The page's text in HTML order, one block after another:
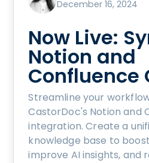
December 16, 2024
Now Live:
Notion and
Confluence
Streamline your
CastorDoc's Notion and
integration. Create a
knowledge base to
improve AI insights, and